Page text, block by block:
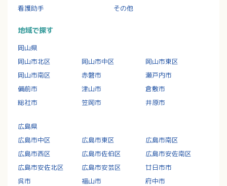
看護助手
その他
地域で探す
岡山県
岡山市北区
岡山市中区
岡山市東区
岡山市南区
赤磐市
瀬戸内市
備前市
津山市
倉敷市
総社市
笠岡市 井原市
広島県
広島市中区
広島市東区
広島市南区
広島市西区
広島市佐伯区
広島市安佐南区
広島市安佐北区
広島市安芸区
廿日市市
呉市
福山市
府中市